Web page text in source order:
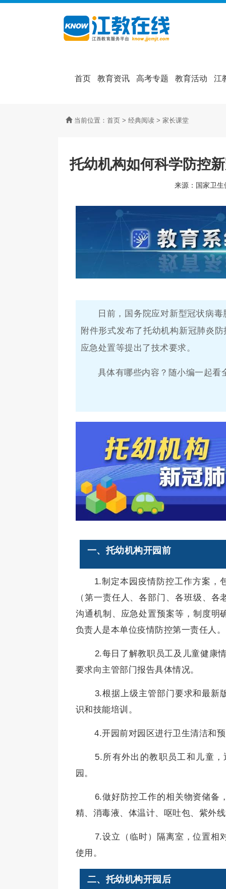
首页 教育资讯 高考专题 教育活动 江
当前位置： 首页 > 经典阅读 > 家长课堂
托幼机构如何科学防控
来源：国家卫
日前，国务院应对新型冠状病
附件形式发布了托幼机构新冠肺炎
应急处置等提出了技术要求。
具体有哪些内容？随小编一起看
一、托幼机构开园前
1.制定本园疫情防控工作方案，
（第一责任人、各部门、各班级、
沟通机制、应急处置预案等，制度明
负责人是本单位疫情防控第一责任人。
2.每日了解教职员工及儿童健康
要求向主管部门报告具体情况。
3.根据上级主管部门要求和最新
识和技能培训。
4.开园前对园区进行卫生清洁和
5.所有外出的教职员工和儿童
园。
6.做好防控工作的相关物资储备
精、消毒液、体温计、呕吐包、紫外
7.设立（临时）隔离室，位置相
使用。
二、托幼机构开园后